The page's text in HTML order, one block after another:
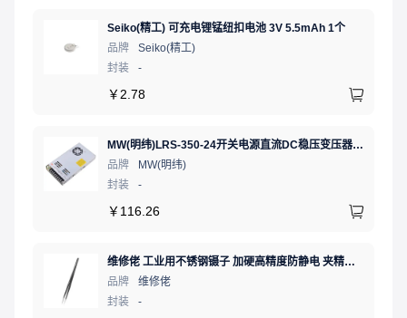
Seiko(精工) 可充电锂锰纽扣电池 3V 5.5mAh 1个
品牌
Seiko(精工)
封装
-
￥ 2.78
MW(明纬)LRS-350-24开关电源直流DC稳压变压器监控24V 14.6A
品牌
MW(明纬)
封装
-
￥ 116.26
维修佬 工业用不锈钢镊子 加硬高精度防静电 夹精密电子元件弯细尖头电子专用夹子弯嘴镊子燕窝挑毛工具
品牌
维修佬
封装
-